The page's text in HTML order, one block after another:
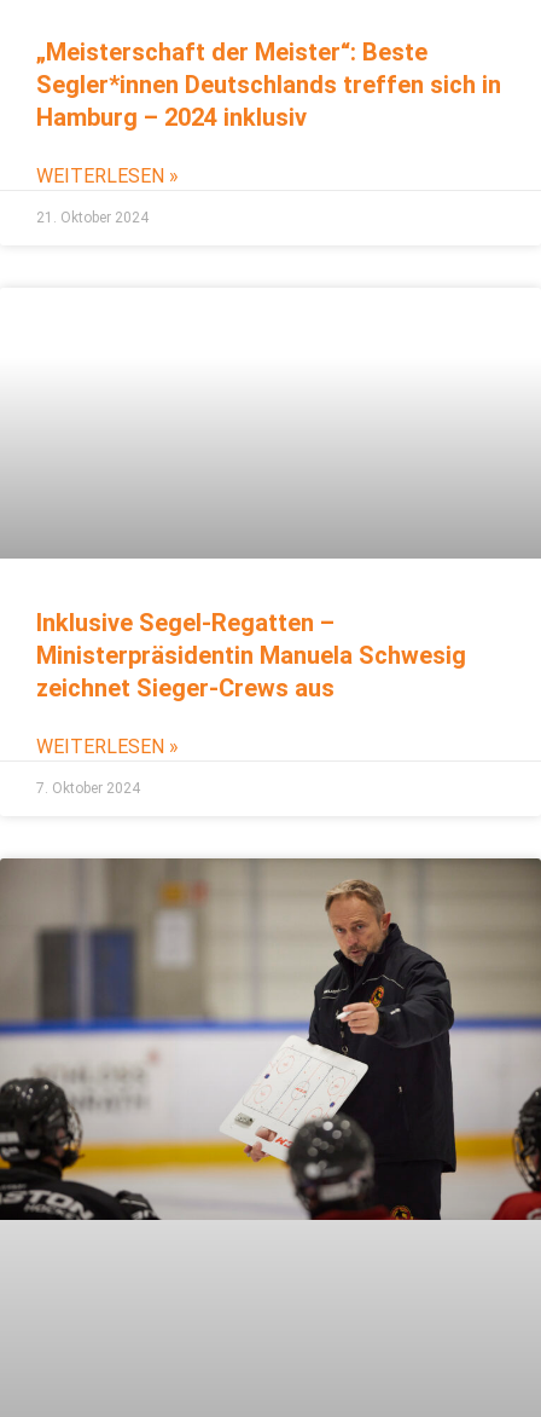
„Meisterschaft der Meister“: Beste
Segler*innen Deutschlands treffen sich in
Hamburg – 2024 inklusiv
WEITERLESEN »
21. Oktober 2024
Inklusive Segel-Regatten –
Ministerpräsidentin Manuela Schwesig
zeichnet Sieger-Crews aus
WEITERLESEN »
7. Oktober 2024